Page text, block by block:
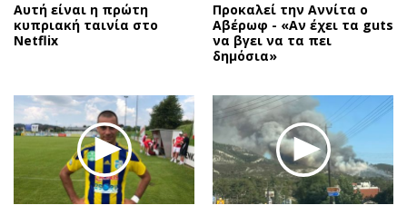
Αυτή είναι η πρώτη
κυπριακή ταινία στο
Netflix
Προκαλεί την Αννίτα ο
Αβέρωφ - «Αν έχει τα guts
να βγει να τα πει
δημόσια»